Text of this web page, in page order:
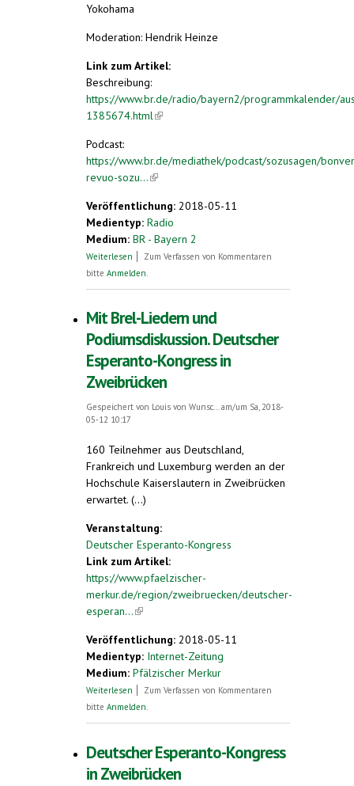
Yokohama
Moderation: Hendrik Heinze
Link zum Artikel:
Beschreibung:
https://www.br.de/radio/bayern2/programmkalender/
1385674.html(link is external)
Podcast:
https://www.br.de/mediathek/podcast/sozusagen/
revuo-sozu...(link is external)
Veröffentlichung: 2018-05-11
Medientyp: Radio
Medium: BR - Bayern 2
Weiterlesen über Bonvenon al nia revuo "Sozusagen"
Zum Verfassen von Kommentaren
bitte Anmelden
Mit Brel-Liedern und
Podiumsdiskussion. Deutscher
Esperanto-Kongress in
Zweibrücken
Gespeichert von Louis von Wunsc...am/um Sa, 2018-
05-12 10:17
160 Teilnehmer aus Deutschland,
Frankreich und Luxemburg werden an der
Hochschule Kaiserslautern in Zweibrücken
erwartet. (...)
Veranstaltung:
Deutscher Esperanto-Kongress
Link zum Artikel:
https://www.pfaelzischer-
merkur.de/region/zweibruecken/deutscher-
esperan...(link is external)
Veröffentlichung: 2018-05-11
Medientyp: Internet-Zeitung
Medium: Pfälzischer Merkur
Weiterlesen über Mit Brel-Liedern und
Kongress in Zweibrücken
Zum Verfassen von Kommentaren
bitte Anmelden.
Deutscher Esperanto-Kongress
in Zweibrücken